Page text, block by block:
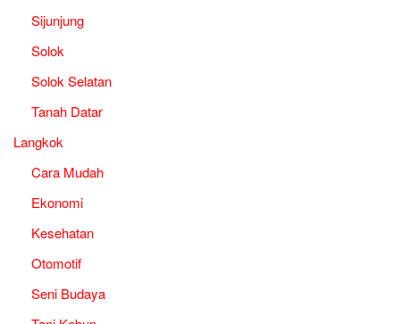
Sijunjung
Solok
Solok Selatan
Tanah Datar
Langkok
Cara Mudah
Ekonomi
Kesehatan
Otomotif
Seni Budaya